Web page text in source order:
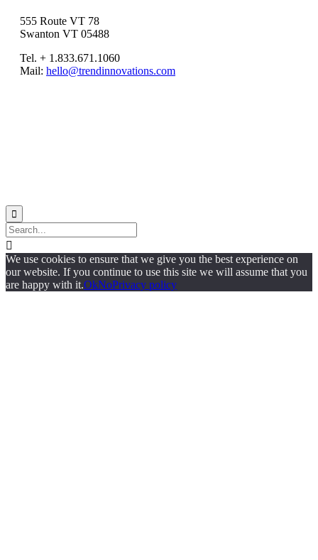
555 Route VT 78
Swanton VT 05488
Tel. + 1.833.671.1060
Mail: hello@trendinnovations.com


We use cookies to ensure that we give you the best experience on
our website. If you continue to use this site we will assume that you
are happy with it.OkNoPrivacy policy